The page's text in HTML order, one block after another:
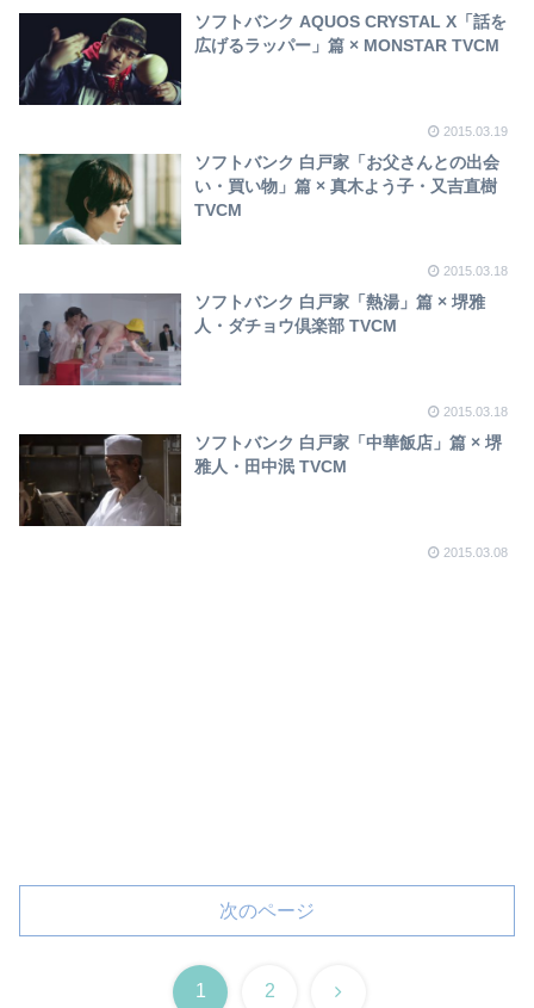
ソフトバンク AQUOS CRYSTAL X「話を
広げるラッパー」篇 × MONSTAR TVCM
2015.03.19
ソフトバンク 白戸家「お父さんとの出会
い・買い物」篇 × 真木よう子・又吉直樹
TVCM
2015.03.18
ソフトバンク 白戸家「熱湯」篇 × 堺雅
人・ダチョウ倶楽部 TVCM
2015.03.18
ソフトバンク 白戸家「中華飯店」篇 × 堺
雅人・田中泯 TVCM
2015.03.08
次のページ
1 2 次